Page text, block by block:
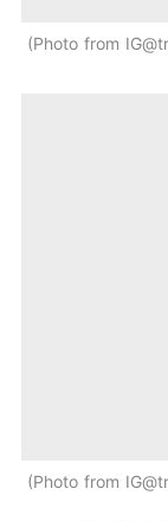
Photo from
Photo from